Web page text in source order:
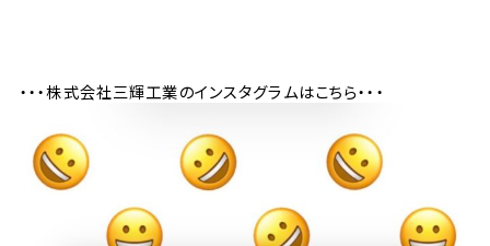
・・・株式会社三輝工業のインスタグラムはこちら・・・